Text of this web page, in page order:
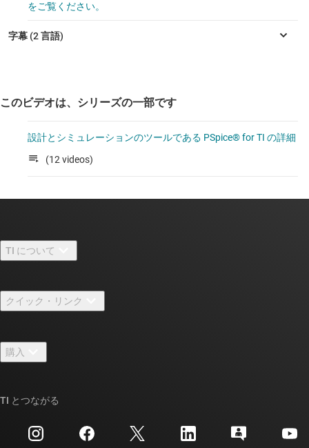
をご覧ください。
このビデオは、シリーズの一部です
設計とシミュレーションのツールである PSpice® for TI の詳細
(12 videos)
TI について
採用情報
ニュース
イベント
投資家向け情報
クイック・リンク
TI E2E™ 設計サポート・フォーラム
クロスリファレンス検索
カスタマー・サポート・センター
購入
TI とつながる